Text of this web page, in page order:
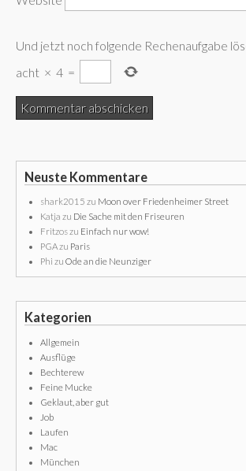
Und jetzt noch folgende Rechenaufgabe
acht × 4 =
Neuste Kommentare
shark2015 zu Moon over Friedenheimer Street
Katja zu Die Sache mit den Friseuren
Fritzoszu Einfach nur wow!
PGAzu Paris
Phi zu Ode an die Neunziger
Kategorien
Allgemein
Ausflüge
Bechterew
Feine Mucke
Geklaut, aber gut
Job
Laufen
Mac
München